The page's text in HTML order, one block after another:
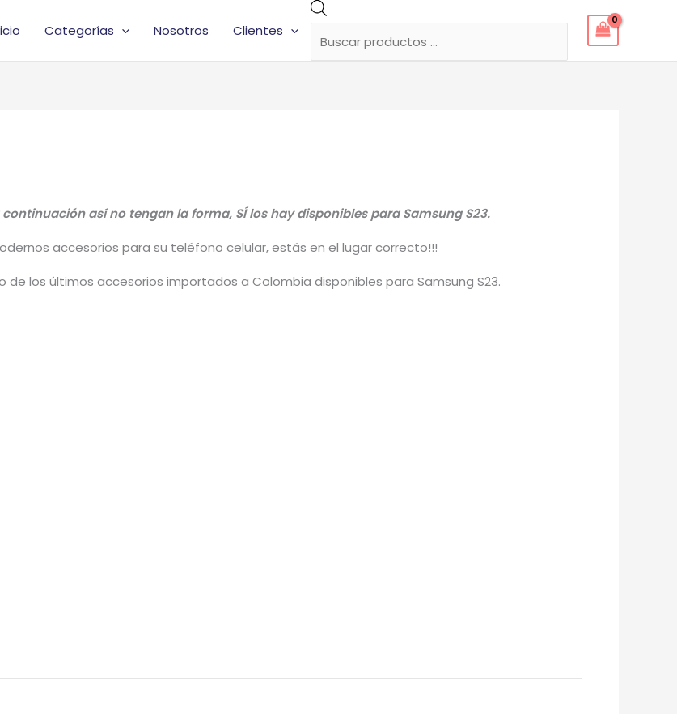
Categorías Nosotros Clientes
productos
así no tengan la forma, SÍ los hay disponibles para Samsung S23.
accesorios para su teléfono celular, estás en el lugar correcto!!!
los últimos accesorios importados a Colombia disponibles para Samsung S23.